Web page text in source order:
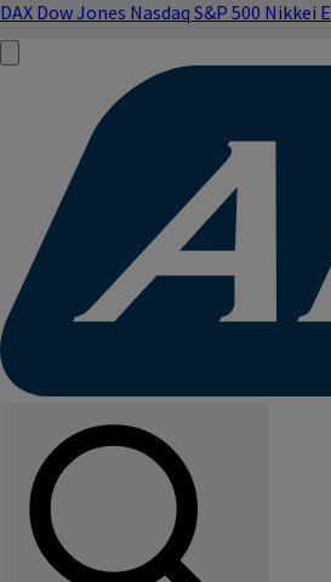
DAX Dow Jones Nasdaq S&P 500 Nikkei